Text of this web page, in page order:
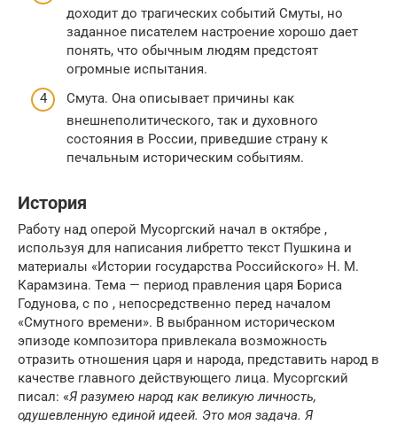
доходит до трагических событий Смуты, но
заданное писателем настроение хорошо дает
понять, что обычным людям предстоят
огромные испытания.
Смута. Она описывает причины как
внешнеполитического, так и духовного
состояния в России, приведшие страну к
печальным историческим событиям.
История
Работу над оперой Мусоргский начал в октябре ,
используя для написания либретто текст Пушкина и
материалы «Истории государства Российского» Н. М.
Карамзина. Тема — период правления царя Бориса
Годунова, c по , непосредственно перед началом
«Смутного времени». В выбранном историческом
эпизоде композитора привлекала возможность
отразить отношения царя и народа, представить народ в
качестве главного действующего лица. Мусоргский
писал: «Я разумею народ как великую личность,
одушевленную единой идеей. Это моя задача. Я